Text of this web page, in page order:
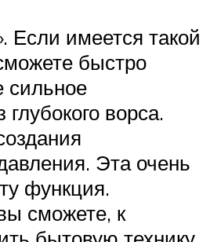
Если имеется такой
быстро
сильное
глубокого ворса.
Эта очень
функция.
сможете, к